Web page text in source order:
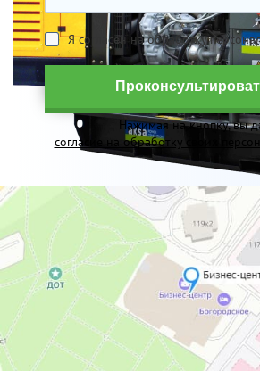
Я согласен на обработку
Нажимая на кнопку, вы
согласие на обработку своих